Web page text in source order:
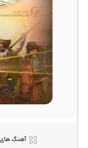
آهنگ های